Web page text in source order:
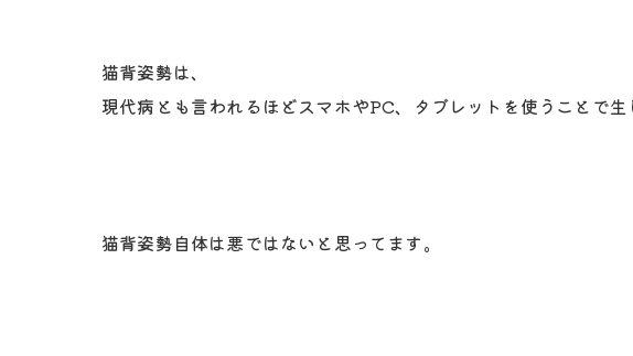
猫背姿勢は、
現代病とも言われるほどスマホやPC、タブレットを使うことで生
猫背姿勢自体は悪ではないと思ってます。